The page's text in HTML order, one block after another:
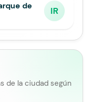
de
IR
de la ciudad según